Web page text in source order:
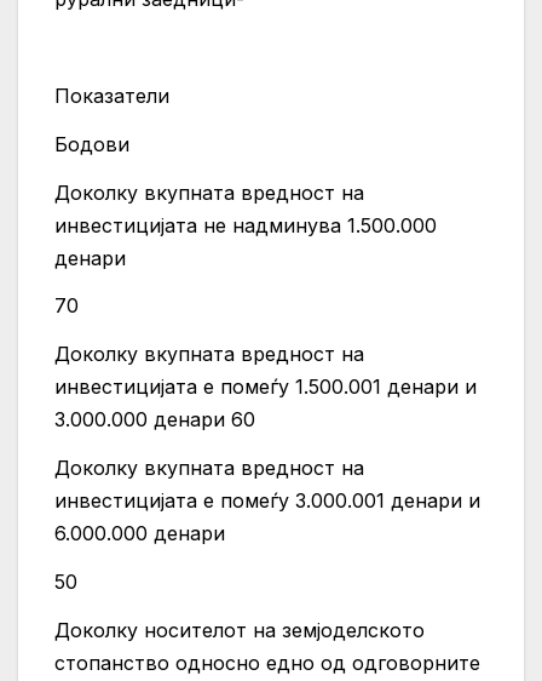
Показатели
Бодoви
Доколку вкупната вредност на
инвестицијата не надминува 1.500.000
денари
70
Доколку вкупната вредност на
инвестицијата е помеѓу 1.500.001 денари и
3.000.000 денари 60
Доколку вкупната вредност на
инвестицијата е помеѓу 3.000.001 денари и
6.000.000 денари
50
Доколку носителот на земјоделското
стопанство односно едно од одговорните